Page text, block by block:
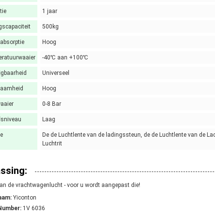
1 jaar
500kg
Hoog
-40℃ aan +100℃
Universeel
Hoog
0-8 Bar
Laag
De de Luchtlente van de ladingssteun, de de Luchtlente van de
Luchtrit
de vrachtwagenlucht - voor u wordt aangepast die!
Yiconton
1V 6036